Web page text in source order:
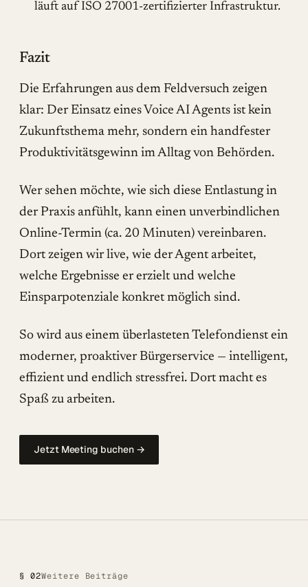
läuft auf ISO 27001-zertifizierter Infrastruktur.
Fazit
Die Erfahrungen aus dem Feldversuch zeigen
klar: Der Einsatz eines Voice AI Agents ist kein
Zukunftsthema mehr, sondern ein handfester
Produktivitätsgewinn im Alltag von Behörden.
Wer sehen möchte, wie sich diese Entlastung in
der Praxis anfühlt, kann einen unverbindlichen
Online-Termin (ca. 20 Minuten) vereinbaren.
Dort zeigen wir live, wie der Agent arbeitet,
welche Ergebnisse er erzielt und welche
Einsparpotenziale konkret möglich sind.
So wird aus einem überlasteten Telefondienst ein
moderner, proaktiver Bürgerservice — intelligent,
effizient und endlich stressfrei. Dort macht es
Spaß zu arbeiten.
Jetzt Meeting buchen →
§ 02Weitere Beiträge